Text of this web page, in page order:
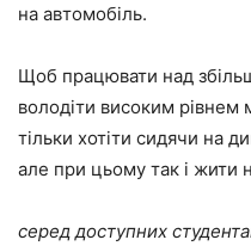
на автомобіль.
Щоб працювати над
володіти високим рівнем
тільки хотіти сидячи на
але при цьому так і жити
серед доступних